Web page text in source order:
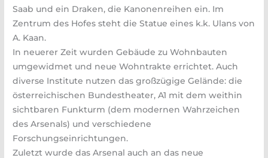
Saab und ein Draken, die Kanonenreihen ein. Im
Zentrum des Hofes steht die Statue eines k.k. Ulans von
A. Kaan.
In neuerer Zeit wurden Gebäude zu Wohnbauten
umgewidmet und neue Wohntrakte errichtet. Auch
diverse Institute nutzen das großzügige Gelände: die
österreichischen Bundestheater, A1 mit dem weithin
sichtbaren Funkturm (dem modernen Wahrzeichen
des Arsenals) und verschiedene
Forschungseinrichtungen.
Zuletzt wurde das Arsenal auch an das neue